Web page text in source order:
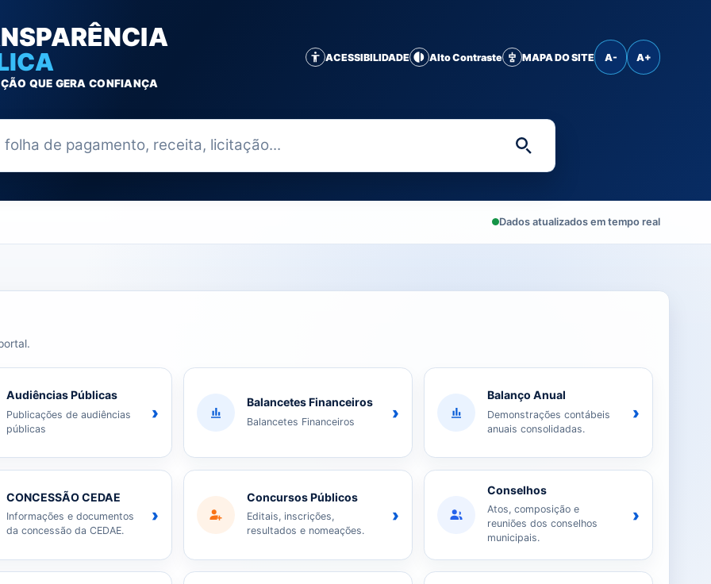
QUE GERA CONFIANÇA
ACESSIBILIDADE Alto Contraste MAPA DO SITE A- A+
Digite uma palavra-
Dados atualizados em tempo real
Audiências Públicas
Publicações de audiências
públicas
›
Balancetes Financeiros
Balancetes Financeiros ›
Balanço Anual
Demonstrações contábeis
anuais consolidadas.
›
CONCESSÃO CEDAE
Informações e documentos
da concessão da CEDAE.
›
Concursos Públicos
Editais, inscrições,
resultados e nomeações.
›
Conselhos
Atos, composição e
reuniões dos conselhos
municipais.
›